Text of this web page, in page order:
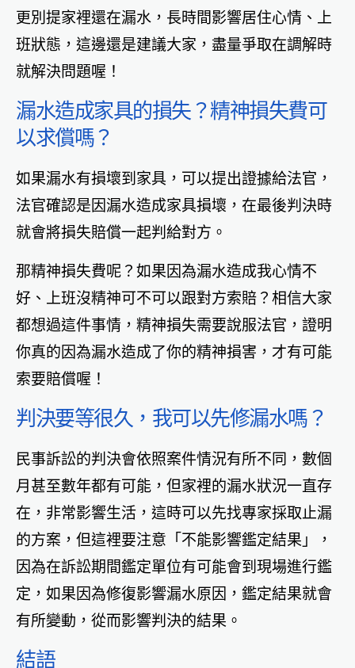
更別提家裡還在漏水，長時間影響居住心情、上
班狀態，這邊還是建議大家，盡量爭取在調解時
就解決問題喔！
漏水造成家具的損失？精神損失費可
以求償嗎？
如果漏水有損壞到家具，可以提出證據給法官，
法官確認是因漏水造成家具損壞，在最後判決時
就會將損失賠償一起判給對方。
那精神損失費呢？如果因為漏水造成我心情不
好、上班沒精神可不可以跟對方索賠？相信大家
都想過這件事情，精神損失需要說服法官，證明
你真的因為漏水造成了你的精神損害，才有可能
索要賠償喔！
判決要等很久，我可以先修漏水嗎？
民事訴訟的判決會依照案件情況有所不同，數個
月甚至數年都有可能，但家裡的漏水狀況一直存
在，非常影響生活，這時可以先找專家採取止漏
的方案，但這裡要注意「不能影響鑑定結果」，
因為在訴訟期間鑑定單位有可能會到現場進行鑑
定，如果因為修復影響漏水原因，鑑定結果就會
有所變動，從而影響判決的結果。
結語